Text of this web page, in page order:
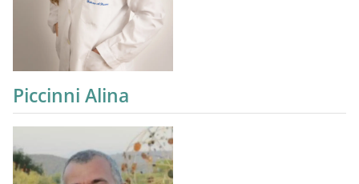
Piccinni Alina